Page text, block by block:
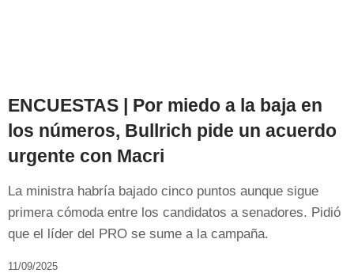
ENCUESTAS | Por miedo a la baja en
los números, Bullrich pide un acuerdo
urgente con Macri
La ministra habría bajado cinco puntos aunque sigue
primera cómoda entre los candidatos a senadores. Pidió
que el líder del PRO se sume a la campaña.
11/09/2025